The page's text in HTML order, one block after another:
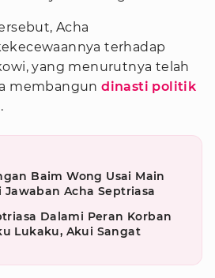
Acha
terhadap
yang menurutnya telah
membangundinasti politik
Baim Wong Usai Main
Acha Septriasa
Dalami Peran Korban
Lukaku, Akui Sangat